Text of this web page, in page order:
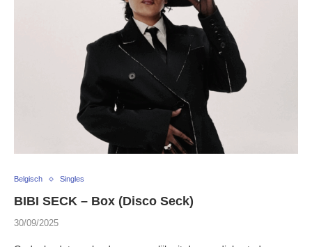
Belgisch Singles
BIBI SECK – Box (Disco Seck)
30/09/2025